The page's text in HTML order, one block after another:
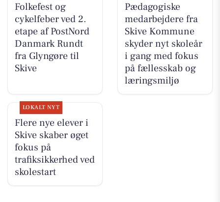
Folkefest og
cykelfeber ved 2.
etape af PostNord
Danmark Rundt
fra Glyngøre til
Skive
Pædagogiske
medarbejdere fra
Skive Kommune
skyder nyt skoleår
i gang med fokus
på fællesskab og
læringsmiljø
LOKALT NYT
Flere nye elever i
Skive skaber øget
fokus på
trafiksikkerhed ved
skolestart